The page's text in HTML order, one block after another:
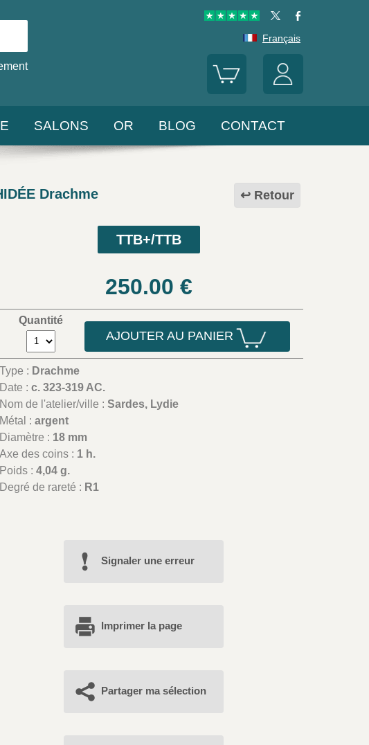
Français
SALONS OR BLOG CONTACT
Retour
Drachme
TTB+/TTB
250.00 €
Quantité
AJOUTER AU PANIER
Type : Drachme
Date :c. 323-319 AC.
Nom de l'atelier/ville :Sardes, Lydie
Métal :argent
Diamètre : 18 mm
Axe des coins : 1 h.
Poids :4,04 g.
Degré de rareté : R1
Signaler une erreur
Imprimer la page
Partager ma sélection